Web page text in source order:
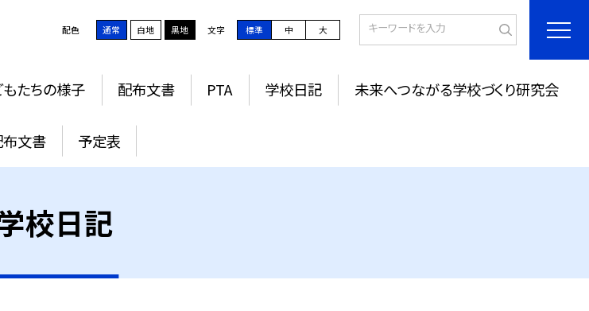
配色 通常 白地 黒地 文字 標準 中 大
たちの様子 配布文書 PTA 学校日記 未来へつながる学校づくり研究会
布文書 予定表
校日記